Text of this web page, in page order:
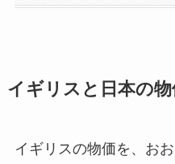
イギリスと日本の
イギリスの物価を、お